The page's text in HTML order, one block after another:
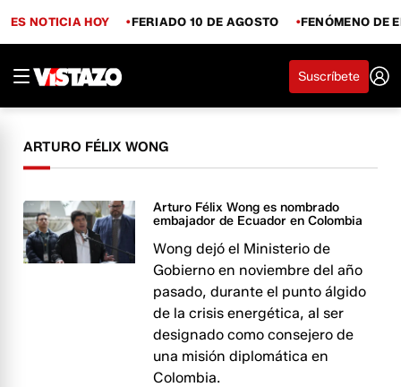
ES NOTICIA HOY FERIADO 10 DE AGOSTO FENÓMENO DE
Suscríbete
ARTURO FÉLIX WONG
Arturo Félix Wong es nombrado
embajador de Ecuador en Colombia
Wong dejó el Ministerio de
Gobierno en noviembre del año
pasado, durante el punto álgido
de la crisis energética, al ser
designado como consejero de
una misión diplomática en
Colombia.